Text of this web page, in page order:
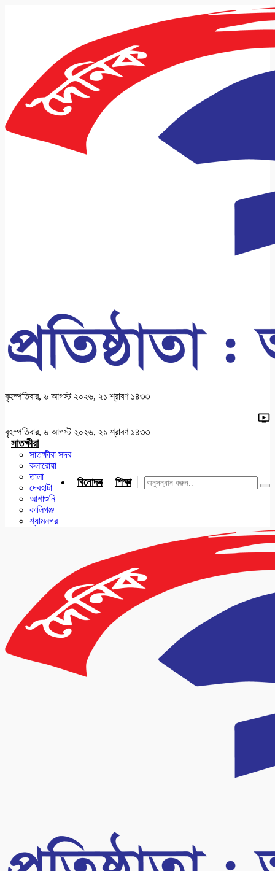
বৃহস্পতিবার, ৬ আগস্ট ২০২৬, ২১ শ্রাবণ ১৪৩৩
বৃহস্পতিবার, ৬ আগস্ট ২০২৬, ২১ শ্রাবণ ১৪৩৩
সাতক্ষীরা
সাতক্ষীরা সদর
কলারোয়া
তালা
দেবহাটা
আশাশুনি
কালিগঞ্জ
শ্যামনগর
বিনোদন শিক্ষা খেলাধুলা জাতীয় যশোর